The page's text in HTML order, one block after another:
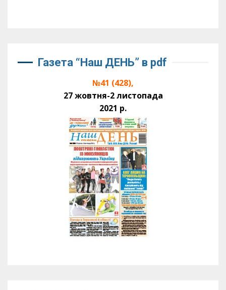
Газета “Наш ДЕНЬ” в pdf
№41 (428),
27 жовтня-2 листопада
2021 р.